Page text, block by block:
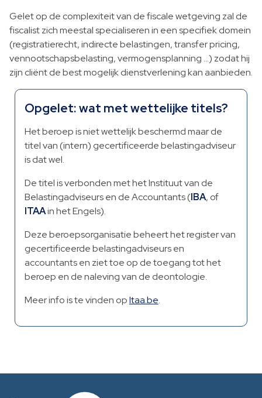
Gelet op de complexiteit van de fiscale wetgeving zal de
fiscalist zich meestal specialiseren in een specifiek domein
(registratierecht, indirecte belastingen, transfer pricing,
vennootschapsbelasting, vermogensplanning …) zodat hij
zijn cliënt de best mogelijk dienstverlening kan aanbieden.
Opgelet: wat met wettelijke titels?
Het beroep is niet wettelijk beschermd maar de
titel van (intern) gecertificeerde belastingadviseur
is dat wel.
De titel is verbonden met het Instituut van de
Belastingadviseurs en de Accountants (IBA, of
ITAAin het Engels).
Deze beroepsorganisatie beheert het register van
gecertificeerde belastingadviseurs en
accountants en ziet toe op de toegang tot het
beroep en de naleving van de deontologie.
Meer info is te vinden opItaa.be.